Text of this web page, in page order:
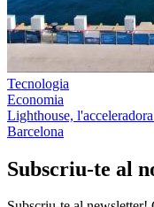
Tecnologia
Economia
Lighthouse,
Barcelona
Subscriu-te al